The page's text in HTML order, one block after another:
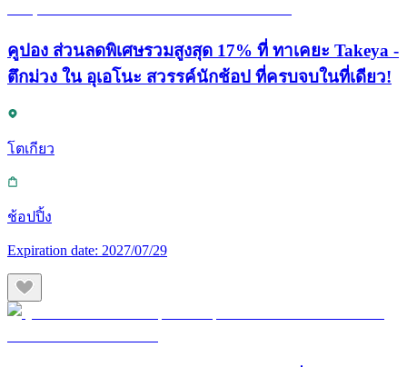
คูปอง ส่วนลดพิเศษรวมสูงสุด 17% ที่ ทาเคยะ Takeya -
ตึกม่วง ใน อุเอโนะ สวรรค์นักช้อป ที่ครบจบในที่เดียว!
โตเกียว
ช้อปปิ้ง
Expiration date: 2027/07/29